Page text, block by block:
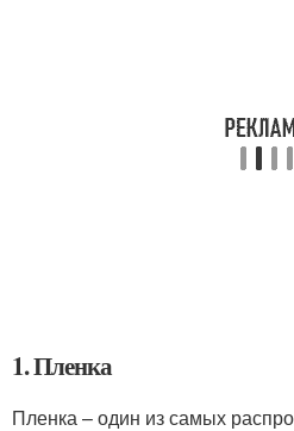
1. Пленка
Пленка – один из самых